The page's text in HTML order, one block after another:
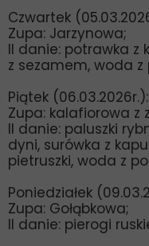
Czwartek
Zupa: Jarzynowa;
II danie: potrawka z
z sezamem, woda
Piątek (06.03.2026r.):
Zupa: kalafiorowa z
II danie: paluszki
dyni, surówka z
pietruszki, woda z
Poniedziałek
Zupa: Gołąbkowa;
II danie: pierogi